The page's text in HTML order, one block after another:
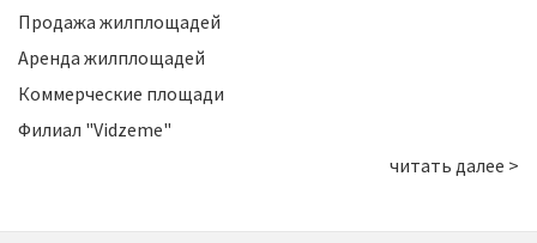
Продажа жилплощадей
Аренда жилплощадей
Коммерческие площади
Филиал "Vidzeme"
читать далее >